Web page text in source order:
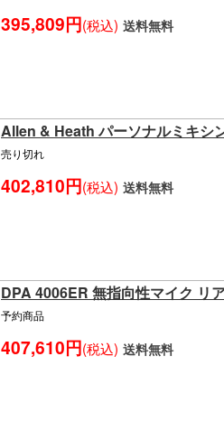
395,809円(税込) 送料無料
Allen & Heath パーソナルミキシ
売り切れ
402,810円(税込) 送料無料
DPA 4006ER 無指向性マイク リ
予約商品
407,610円(税込) 送料無料